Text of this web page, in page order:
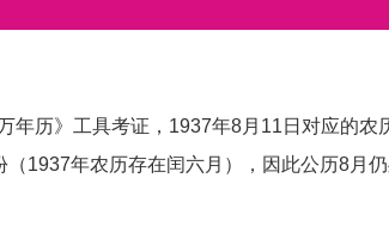
年历》工具考证，1937年8月11日对应的农
（1937年农历存在闰六月），因此公历8月